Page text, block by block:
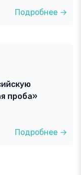
Подробнее →
проба»
Подробнее →